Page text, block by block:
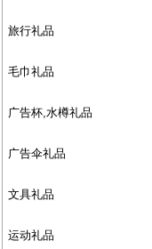
旅行礼品
毛巾礼品
广告杯,水樽礼品
广告伞礼品
文具礼品
运动礼品